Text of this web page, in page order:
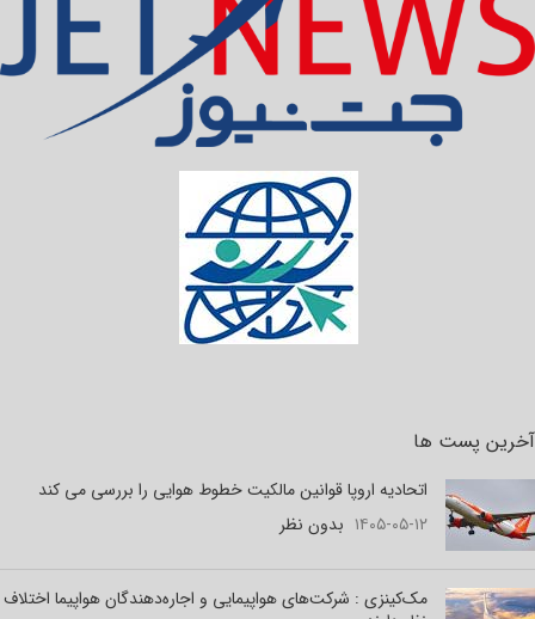
آخرین پست ها
اتحادیه اروپا قوانین مالکیت خطوط هوایی را بررسی می کند
۱۴۰۵-۰۵-۱۲ بدون نظر
مک‌کینزی : شرکت‌های هواپیمایی و اجاره‌دهندگان هواپیما اختلاف